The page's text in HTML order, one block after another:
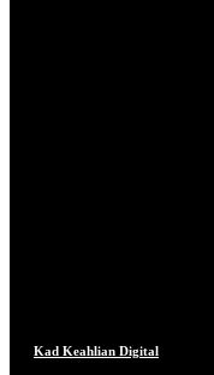
Kad Keahlian Digital